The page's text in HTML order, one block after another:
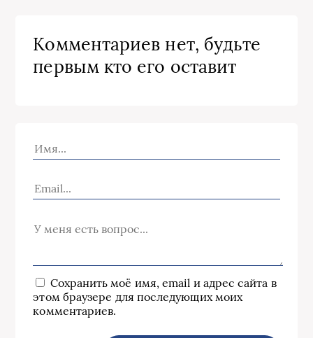
Комментариев нет, будьте
первым кто его оставит
Сохранить моё имя, email и адрес сайта в
этом браузере для последующих моих
комментариев.